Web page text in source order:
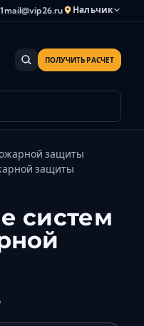
mail@vip26.ru Нальчик
Анапа
Владикавказ
Грозный
ПОЛУЧИТЬ РАСЧЕТ
защиты
защиты
систем